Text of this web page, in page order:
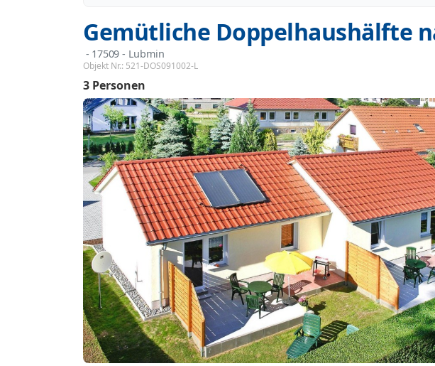
Gemütliche Doppelhaushälfte
- 17509 - Lubmin
Objekt Nr.: 521-DOS091002-L
3 Personen